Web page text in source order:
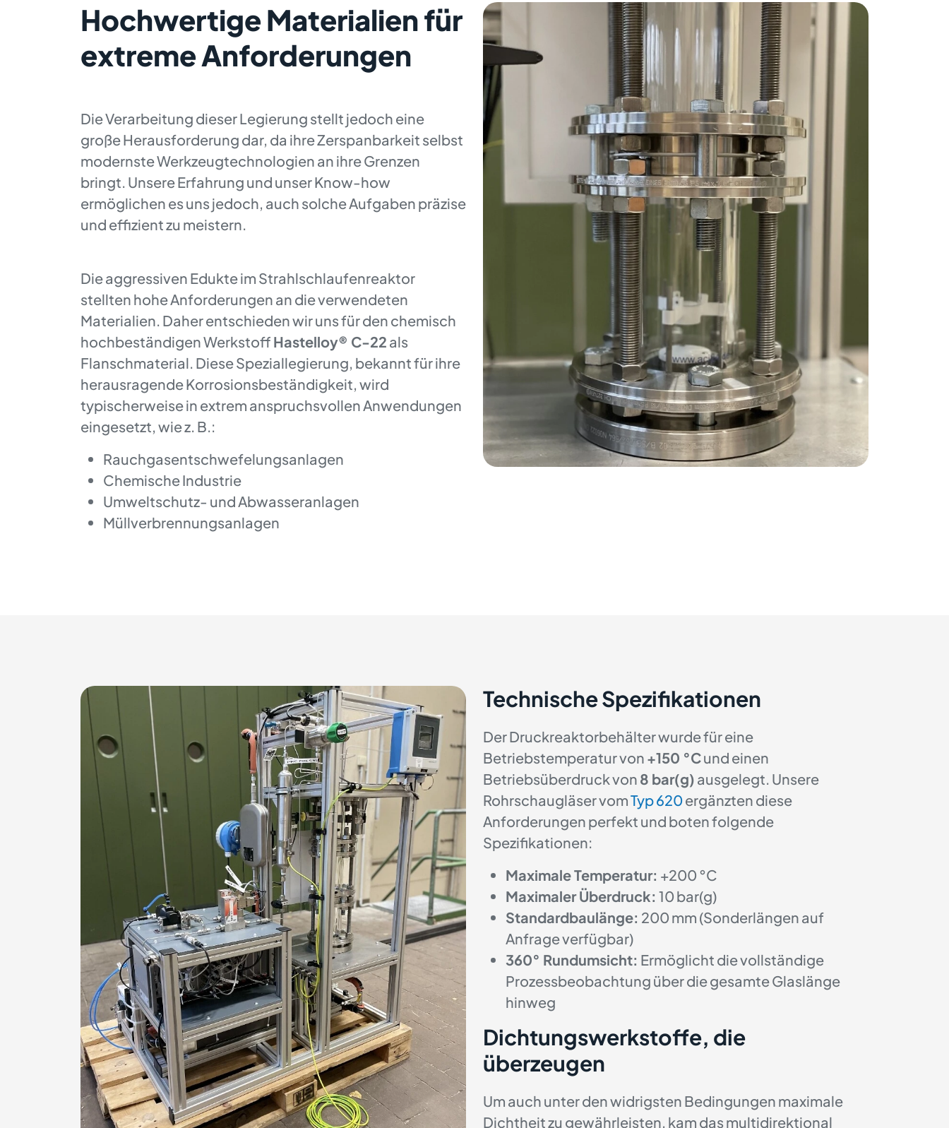
Hochwertige Materialien für
extreme Anforderungen
Die Verarbeitung dieser Legierung stellt jedoch eine
große Herausforderung dar, da ihre Zerspanbarkeit selbst
modernste Werkzeugtechnologien an ihre Grenzen
bringt. Unsere Erfahrung und unser Know-how
ermöglichen es uns jedoch, auch solche Aufgaben präzise
und effizient zu meistern.
Die aggressiven Edukte im Strahlschlaufenreaktor
stellten hohe Anforderungen an die verwendeten
Materialien. Daher entschieden wir uns für den chemisch
hochbeständigen Werkstoff Hastelloy® C-22 als
Flanschmaterial. Diese Speziallegierung, bekannt für ihre
herausragende Korrosionsbeständigkeit, wird
typischerweise in extrem anspruchsvollen Anwendungen
eingesetzt, wie z. B.:
Rauchgasentschwefelungsanlagen
Chemische Industrie
Umweltschutz- und Abwasseranlagen
Müllverbrennungsanlagen
Technische Spezifikationen
Der Druckreaktorbehälter wurde für eine
Betriebstemperatur von +150 °Cund einen
Betriebsüberdruck von 8 bar(g) ausgelegt. Unsere
Rohrschaugläser vomTyp 620ergänzten diese
Anforderungen perfekt und boten folgende
Spezifikationen:
Maximale Temperatur: +200 °C
Maximaler Überdruck: 10 bar(g)
Standardbaulänge: 200 mm (Sonderlängen auf
Anfrage verfügbar)
360° Rundumsicht: Ermöglicht die vollständige
Prozessbeobachtung über die gesamte Glaslänge
hinweg
Dichtungswerkstoffe, die
überzeugen
Um auch unter den widrigsten Bedingungen maximale
Dichtheit zu gewährleisten, kam das multidirektional